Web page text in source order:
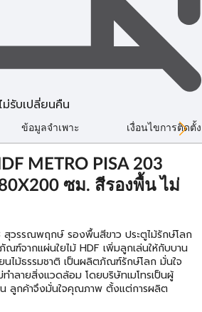
รับเปลี่ยนคืน
ข้อมูลจำเพาะ เงื่อนไขการติดตั้ง
METRO PISA 203
ซม. สีรองพื้น ไม่
สุวรรณพฤกษ์ รองพื้นสีขาว ประตูไม้รักษ์โลก
ฑ์จากแผ่นใยไม้ HDF เพิ่มลูกเล่นให้กับบาน
ไม้ธรรมชาติ เป็นผลิตภัณฑ์รักษ์โลก มั่นใจ
ำลายสิ่งแวดล้อม โดยบริษัทเมโทรเป็นผู้
ลูกค้าจึงมั่นใจคุณภาพ ตั้งแต่การผลิต